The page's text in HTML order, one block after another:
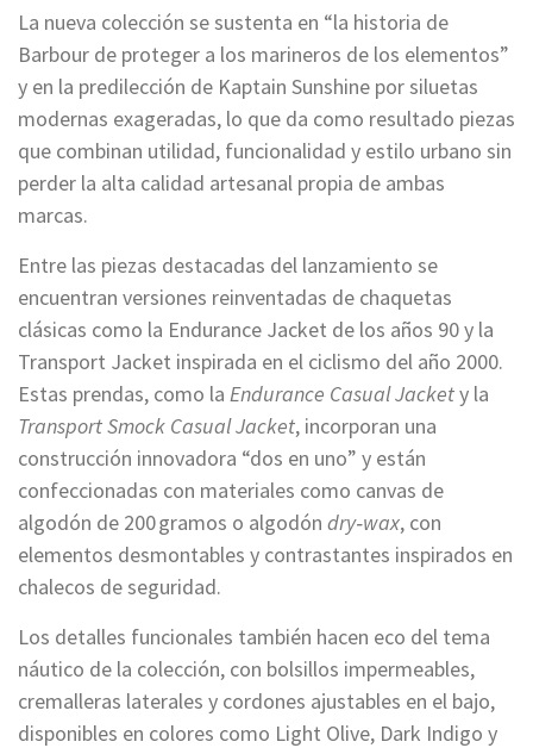
La nueva colección se sustenta en “la historia de
Barbour de proteger a los marineros de los elementos”
y en la predilección de Kaptain Sunshine por siluetas
modernas exageradas, lo que da como resultado piezas
que combinan utilidad, funcionalidad y estilo urbano sin
perder la alta calidad artesanal propia de ambas
marcas.
Entre las piezas destacadas del lanzamiento se
encuentran versiones reinventadas de chaquetas
clásicas como la Endurance Jacket de los años 90 y la
Transport Jacket inspirada en el ciclismo del año 2000.
Estas prendas, como la Endurance Casual Jackety la
Transport Smock Casual Jacket, incorporan una
construcción innovadora “dos en uno” y están
confeccionadas con materiales como canvas de
algodón de 200 gramos o algodón dry‑wax, con
elementos desmontables y contrastantes inspirados en
chalecos de seguridad.
Los detalles funcionales también hacen eco del tema
náutico de la colección, con bolsillos impermeables,
cremalleras laterales y cordones ajustables en el bajo,
disponibles en colores como Light Olive, Dark Indigo y